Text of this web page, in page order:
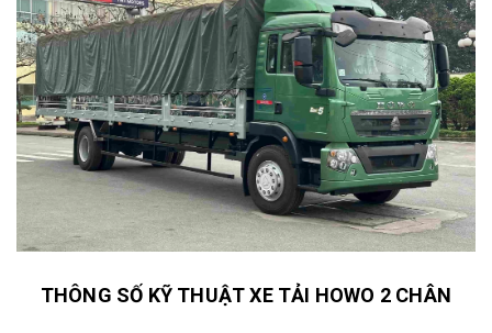
THÔNG SỐ KỸ THUẬT XE TẢI HOWO 2 CHÂN